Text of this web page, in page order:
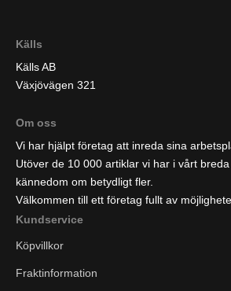
Källs
Källs AB
Växjövägen 321
Om oss
Vi har hjälpt företag att inreda sina
Utöver de 10 000 artiklar vi har i vårt
kännedom om betydligt fler.
Välkommen till ett företag fullt av
Kundservice
Köpvillkor
Fraktinformation